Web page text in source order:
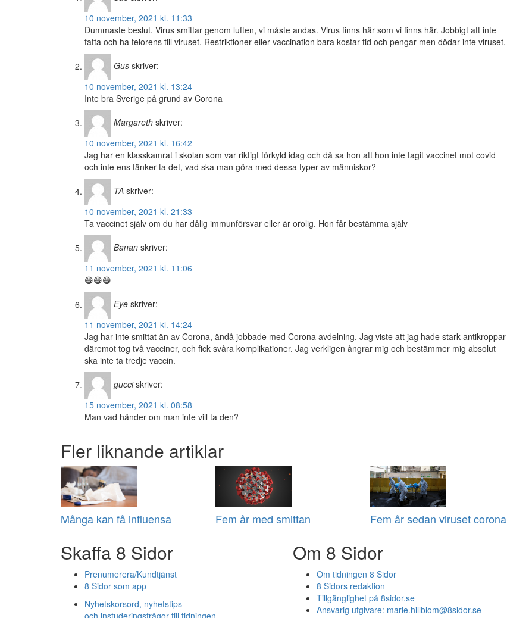
10 november, 2021 kl. 11:33
Dummaste beslut. Virus smittar genom luften, vi måste andas. Virus finns här som vi finns här. Jobbigt att inte
fatta och ha telorens till viruset. Restriktioner eller vaccination bara kostar tid och pengar men dödar inte viruset.
Gus skriver:
10 november, 2021 kl. 13:24
Inte bra Sverige på grund av Corona
Margareth skriver:
10 november, 2021 kl. 16:42
Jag har en klasskamrat i skolan som var riktigt förkyld idag och då sa hon att hon inte tagit vaccinet mot covid
och inte ens tänker ta det, vad ska man göra med dessa typer av människor?
TA skriver:
10 november, 2021 kl. 21:33
Ta vaccinet själv om du har dålig immunförsvar eller är orolig. Hon får bestämma själv
Banan skriver:
11 november, 2021 kl. 11:06
😷😷😷
Eye skriver:
11 november, 2021 kl. 14:24
Jag har inte smittat än av Corona, ändå jobbade med Corona avdelning, Jag viste att jag hade stark antikroppar
däremot tog två vacciner, och fick svåra komplikationer. Jag verkligen ångrar mig och bestämmer mig absolut
ska inte ta tredje vaccin.
gucci skriver:
15 november, 2021 kl. 08:58
Man vad händer om man inte vill ta den?
Fler liknande artiklar
Många kan få influensa Fem år med smittan Fem år sedan viruset corona
Skaffa 8 Sidor
Prenumerera/Kundtjänst
8 Sidor som app
Nyhetskorsord, nyhetstips
Om 8 Sidor
Om tidningen 8 Sidor
8 Sidors redaktion
Tillgänglighet på 8sidor.se
Ansvarig utgivare: marie.hillblom@8sidor.se